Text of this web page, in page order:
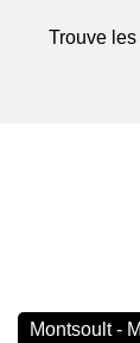
Trouve les
Montsoult -